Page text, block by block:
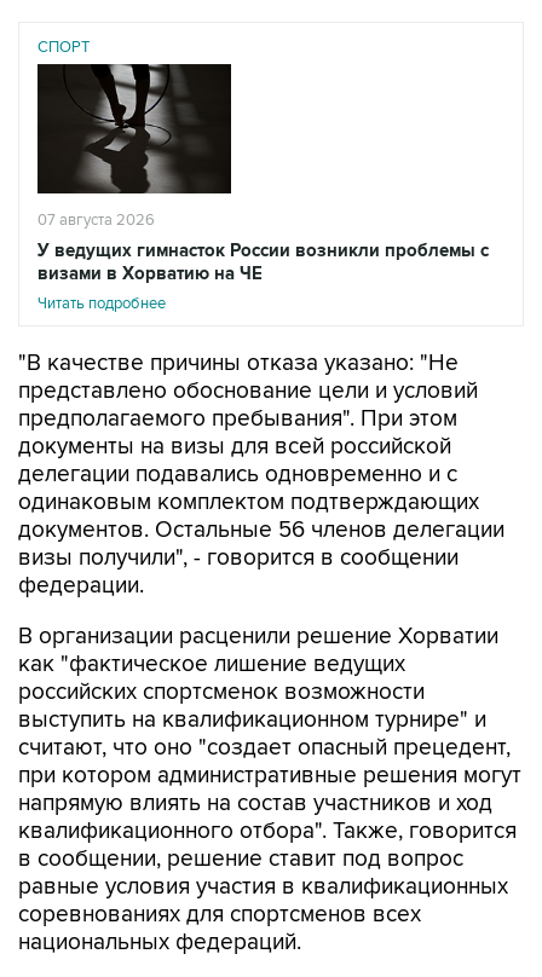
СПОРТ
07 августа 2026
У ведущих гимнасток России возникли проблемы с
визами в Хорватию на ЧЕ
Читать подробнее
"В качестве причины отказа указано: "Не
представлено обоснование цели и условий
предполагаемого пребывания". При этом
документы на визы для всей российской
делегации подавались одновременно и с
одинаковым комплектом подтверждающих
документов. Остальные 56 членов делегации
визы получили", - говорится в сообщении
федерации.
В организации расценили решение Хорватии
как "фактическое лишение ведущих
российских спортсменок возможности
выступить на квалификационном турнире" и
считают, что оно "создает опасный прецедент,
при котором административные решения могут
напрямую влиять на состав участников и ход
квалификационного отбора". Также, говорится
в сообщении, решение ставит под вопрос
равные условия участия в квалификационных
соревнованиях для спортсменов всех
национальных федераций.